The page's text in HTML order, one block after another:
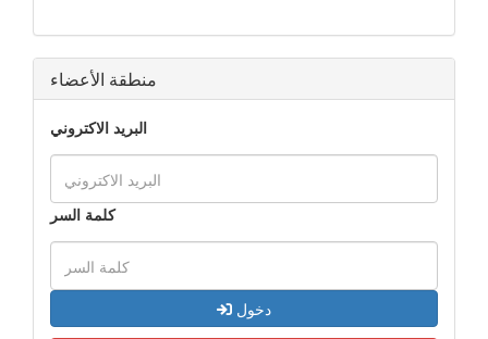
منطقة الأعضاء
البريد الاكتروني
كلمة السر
دخول